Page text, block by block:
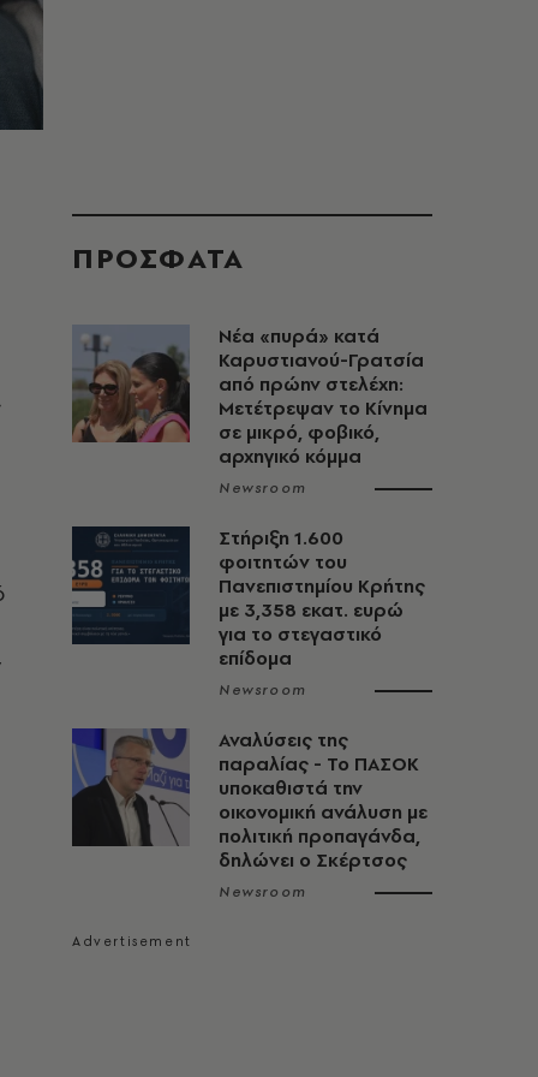
ΠΡΟΣΦΑΤΑ
Νέα «πυρά» κατά
Καρυστιανού-Γρατσία
από πρώην στελέχη:
Μετέτρεψαν το Κίνημα
σε μικρό, φοβικό,
αρχηγικό κόμμα
Newsroom
Στήριξη 1.600
φοιτητών του
Πανεπιστημίου Κρήτης
με 3,358 εκατ. ευρώ
για το στεγαστικό
επίδομα
Newsroom
Αναλύσεις της
παραλίας - Το ΠΑΣΟΚ
υποκαθιστά την
οικονομική ανάλυση με
πολιτική προπαγάνδα,
δηλώνει ο Σκέρτσος
Newsroom